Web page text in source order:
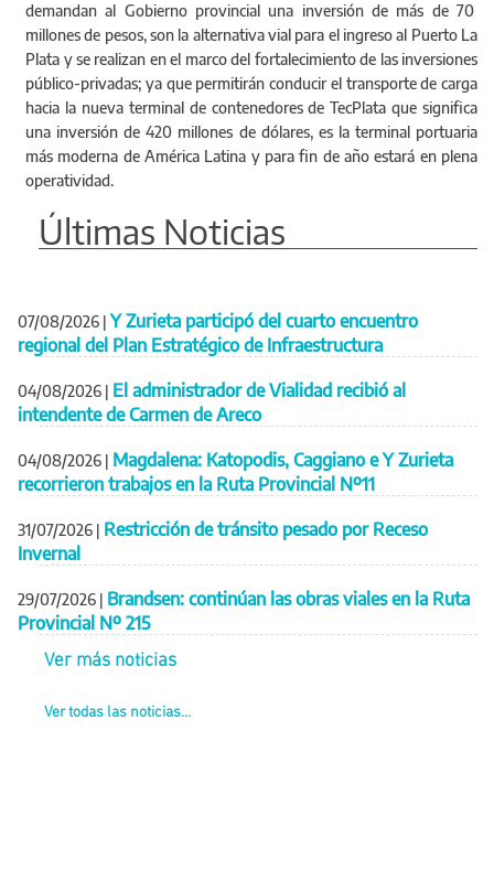
demandan al Gobierno provincial una inversión de más de 70
millones de pesos, son la alternativa vial para el ingreso al Puerto La
Plata y se realizan en el marco del fortalecimiento de las inversiones
público-privadas; ya que permitirán conducir el transporte de carga
hacia la nueva terminal de contenedores de TecPlata que significa
una inversión de 420 millones de dólares, es la terminal portuaria
más moderna de América Latina y para fin de año estará en plena
operatividad.
Últimas Noticias
07/08/2026 | Y Zurieta participó del cuarto encuentro
regional del Plan Estratégico de Infraestructura
04/08/2026 | El administrador de Vialidad recibió al
intendente de Carmen de Areco
04/08/2026 | Magdalena: Katopodis, Caggiano e Y Zurieta
recorrieron trabajos en la Ruta Provincial Nº11
31/07/2026 | Restricción de tránsito pesado por Receso
Invernal
29/07/2026 | Brandsen: continúan las obras viales en la Ruta
Provincial Nº 215
Ver más noticias
Ver todas las noticias...